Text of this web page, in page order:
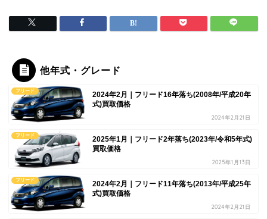
他年式・グレード
フリード
2024年2月｜フリード16年落ち(2008年/平成20年
式)買取価格
2024年2月21日
フリード
2025年1月｜フリード2年落ち(2023年/令和5年式)
買取価格
2025年1月13日
フリード
2024年2月｜フリード11年落ち(2013年/平成25年
式)買取価格
2024年2月21日